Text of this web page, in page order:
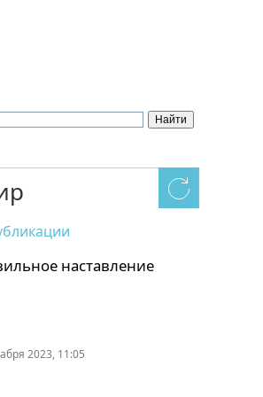
наставление
2023, 11:05